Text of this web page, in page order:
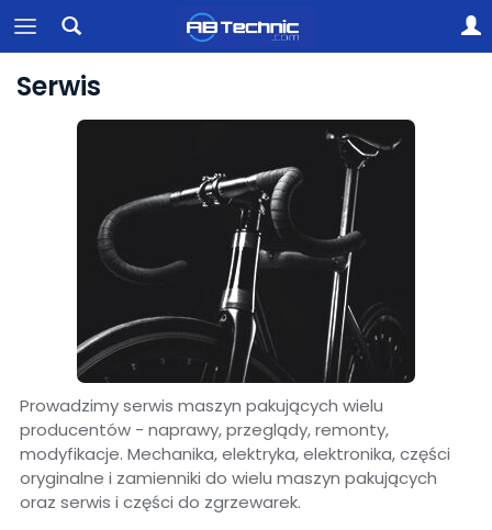
Serwis
Prowadzimy serwis maszyn pakujących wielu
producentów - naprawy, przeglądy, remonty,
modyfikacje. Mechanika, elektryka, elektronika, części
oryginalne i zamienniki do wielu maszyn pakujących
oraz serwis i części do zgrzewarek.